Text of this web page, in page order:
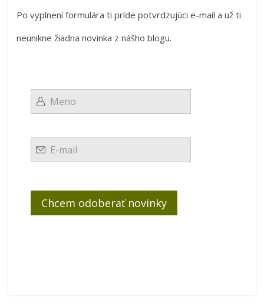
Po vyplnení formulára ti príde potvrdzujúci e-mail a už ti
neunikne žiadna novinka z nášho blogu.